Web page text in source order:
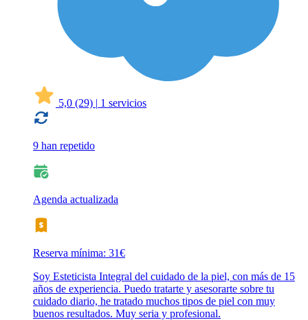
5,0 (29) | 1 servicios
9 han repetido
Agenda actualizada
Reserva mínima: 31€
Soy Esteticista Integral del cuidado de la piel, con más de 15
años de experiencia. Puedo tratarte y asesorarte sobre tu
cuidado diario, he tratado muchos tipos de piel con muy
buenos resultados. Muy seria y profesional.